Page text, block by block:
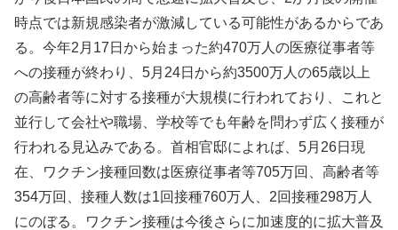
時点では新規感染者が激減している可能性があるからであ
る。今年2月17日から始まった約470万人の医療従事者等
への接種が終わり、5月24日から約3500万人の65歳以上
の高齢者等に対する接種が大規模に行われており、これと
並行して会社や職場、学校等でも年齢を問わず広く接種が
行われる見込みである。首相官邸によれば、5月26日現
在、ワクチン接種回数は医療従事者等705万回、高齢者等
354万回、接種人数は1回接種760万人、2回接種298万人
にのぼる。ワクチン接種は今後さらに加速度的に拡大普及